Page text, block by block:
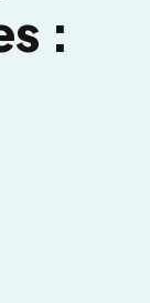
: